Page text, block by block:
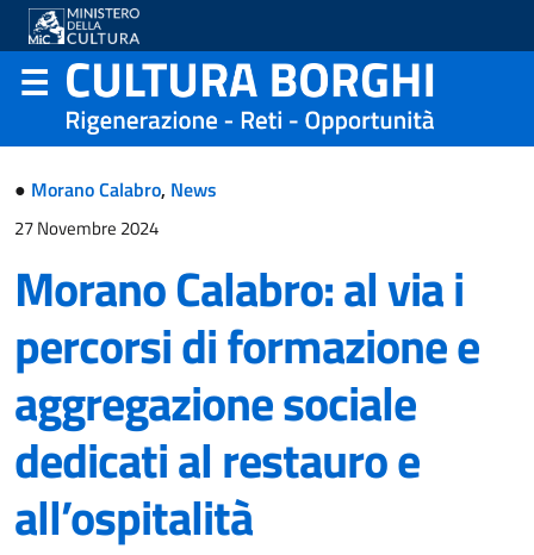
● Morano Calabro, News
27 Novembre 2024
Morano Calabro: al via i
percorsi di formazione e
aggregazione sociale
dedicati al restauro e
all’ospitalità